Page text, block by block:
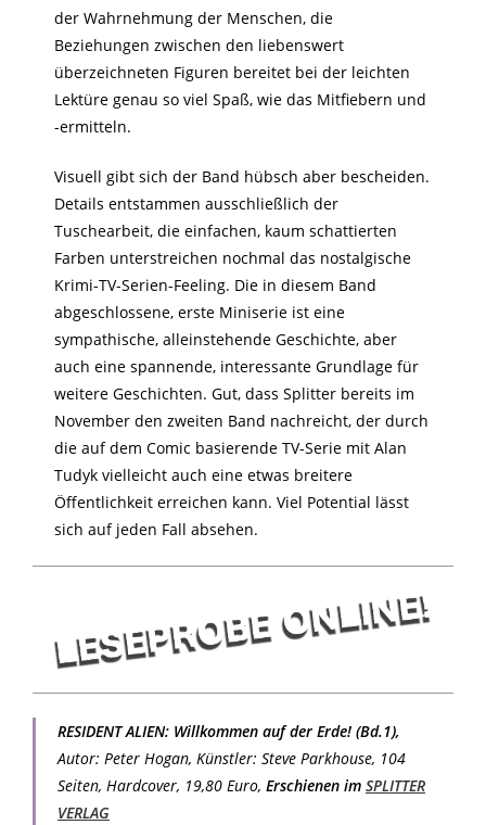
der Wahrnehmung der Menschen, die
Beziehungen zwischen den liebenswert
überzeichneten Figuren bereitet bei der leichten
Lektüre genau so viel Spaß, wie das Mitfiebern und
-ermitteln.
Visuell gibt sich der Band hübsch aber bescheiden.
Details entstammen ausschließlich der
Tuschearbeit, die einfachen, kaum schattierten
Farben unterstreichen nochmal das nostalgische
Krimi-TV-Serien-Feeling. Die in diesem Band
abgeschlossene, erste Miniserie ist eine
sympathische, alleinstehende Geschichte, aber
auch eine spannende, interessante Grundlage für
weitere Geschichten. Gut, dass Splitter bereits im
November den zweiten Band nachreicht, der durch
die auf dem Comic basierende TV-Serie mit Alan
Tudyk vielleicht auch eine etwas breitere
Öffentlichkeit erreichen kann. Viel Potential lässt
sich auf jeden Fall absehen.
RESIDENT ALIEN: Willkommen auf der Erde! (Bd.1),
Autor: Peter Hogan, Künstler: Steve Parkhouse, 104
Seiten, Hardcover, 19,80 Euro, Erschienen im SPLITTER
VERLAG